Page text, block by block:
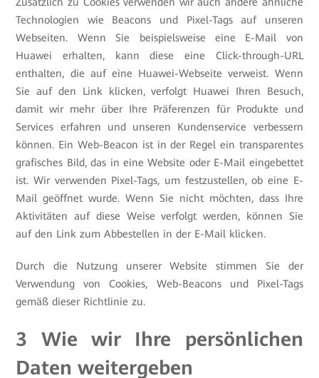
Technologien wie Beacons und Pixel-Tags auf unseren
Webseiten. Wenn Sie beispielsweise eine E-Mail von
Huawei erhalten, kann diese eine Click-through-URL
enthalten, die auf eine Huawei-Webseite verweist. Wenn
Sie auf den Link klicken, verfolgt Huawei Ihren Besuch,
damit wir mehr über Ihre Präferenzen für Produkte und
Services erfahren und unseren Kundenservice verbessern
können. Ein Web-Beacon ist in der Regel ein transparentes
grafisches Bild, das in eine Website oder E-Mail eingebettet
ist. Wir verwenden Pixel-Tags, um festzustellen, ob eine E-
Mail geöffnet wurde. Wenn Sie nicht möchten, dass Ihre
Aktivitäten auf diese Weise verfolgt werden, können Sie
auf den Link zum Abbestellen in der E-Mail klicken.
Durch die Nutzung unserer Website stimmen Sie der
Verwendung von Cookies, Web-Beacons und Pixel-Tags
gemäß dieser Richtlinie zu.
3 Wie wir Ihre persönlichen
Daten weitergeben